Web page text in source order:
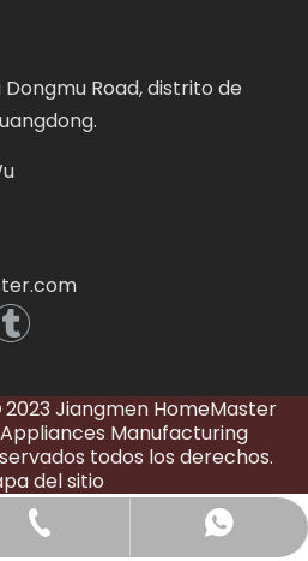
Dongmu Road, distrito de
750-3318790
WhatsApp
2023 Jiangmen HomeMaster
Manufacturing
todos los derechos.
del sitio